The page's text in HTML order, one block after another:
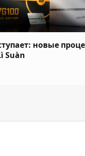
новые
Suàn